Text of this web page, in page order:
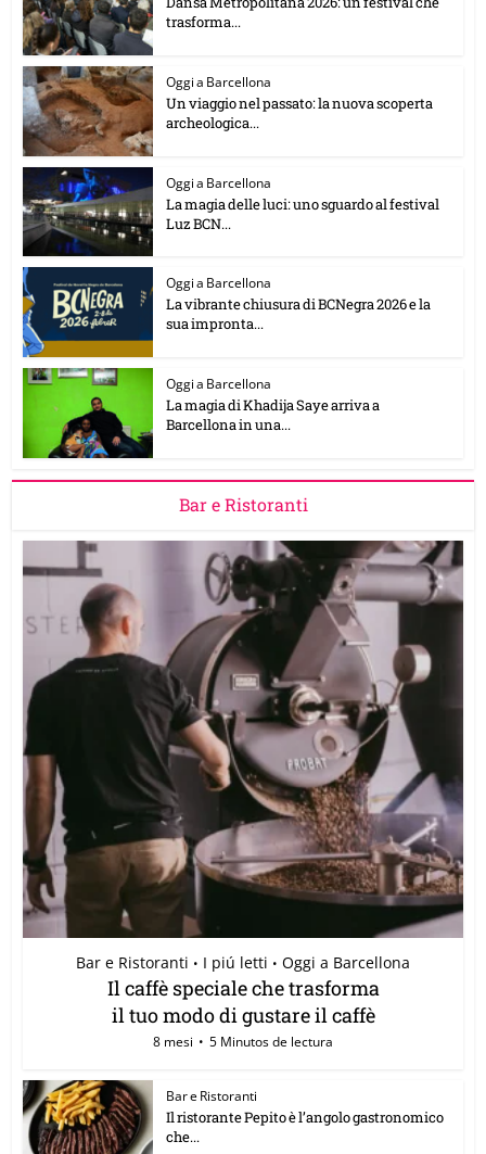
trasforma...
Oggi a Barcellona
Un viaggio nel passato: la nuova scoperta
archeologica...
Oggi a Barcellona
La magia delle luci: uno sguardo al festival
Luz BCN...
Oggi a Barcellona
La vibrante chiusura di BCNegra 2026 e la
sua impronta...
Oggi a Barcellona
La magia di Khadija Saye arriva a
Barcellona in una...
Bar e Ristoranti
Bar e Ristoranti • I piú letti • Oggi a Barcellona
Il caffè speciale che trasforma
il tuo modo di gustare il caffè
8 mesi 5 Minutos de lectura
Bar e Ristoranti
Il ristorante Pepito è l’angolo gastronomico
che...